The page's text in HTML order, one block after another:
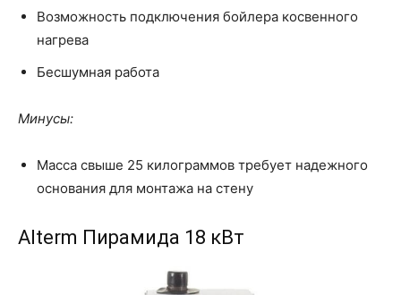
Возможность подключения бойлера косвенного
нагрева
Бесшумная работа
Минусы:
Масса свыше 25 килограммов требует надежного
основания для монтажа на стену
Alterm Пирамида 18 кВт